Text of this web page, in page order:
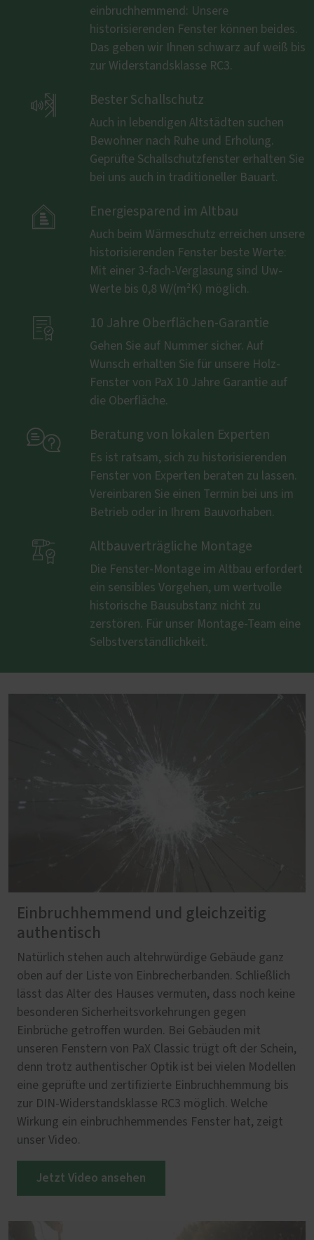
einbruchhemmend: Unsere
historisierenden Fenster können beides.
Das geben wir Ihnen schwarz auf weiß bis
zur Widerstandsklasse RC3.
 Bester Schallschutz
Auch in lebendigen Altstädten suchen
Bewohner nach Ruhe und Erholung.
Geprüfte Schallschutzfenster erhalten Sie
bei uns auch in traditioneller Bauart.
 Energiesparend im Altbau
Auch beim Wärmeschutz erreichen unsere
historisierenden Fenster beste Werte:
Mit einer 3-fach-Verglasung sind Uw-
Werte bis 0,8 W/(m²K) möglich.
 10 Jahre Oberflächen-Garantie
Gehen Sie auf Nummer sicher. Auf
Wunsch erhalten Sie für unsere Holz-
Fenster von PaX 10 Jahre Garantie auf
die Oberfläche.
 Beratung von lokalen Experten
Es ist ratsam, sich zu historisierenden
Fenster von Experten beraten zu lassen.
Vereinbaren Sie einen Termin bei uns im
Betrieb oder in Ihrem Bauvorhaben.
 Altbauverträgliche Montage
Die Fenster-Montage im Altbau erfordert
ein sensibles Vorgehen, um wertvolle
historische Bausubstanz nicht zu
zerstören. Für unser Montage-Team eine
Selbstverständlichkeit.
Einbruchhemmend und gleichzeitig
authentisch
Natürlich stehen auch altehrwürdige Gebäude ganz
oben auf der Liste von Einbrecherbanden. Schließlich
lässt das Alter des Hauses vermuten, dass noch keine
besonderen Sicherheitsvorkehrungen gegen
Einbrüche getroffen wurden. Bei Gebäuden mit
unseren Fenstern von PaX Classic trügt oft der Schein,
denn trotz authentischer Optik ist bei vielen Modellen
eine geprüfte und zertifizierte Einbruchhemmung bis
zur DIN-Widerstandsklasse RC3 möglich. Welche
Wirkung ein einbruchhemmendes Fenster hat, zeigt
unser Video.
Jetzt Video ansehen